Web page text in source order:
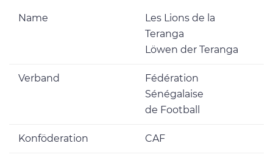
Name
Les Lions de la
Teranga
Löwen der Teranga
Verband
Fédération
Sénégalaise
de Football
Konföderation CAF